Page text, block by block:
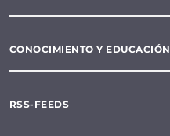
CONOCIMIENTO Y EDUCACIÓN
RSS-FEEDS